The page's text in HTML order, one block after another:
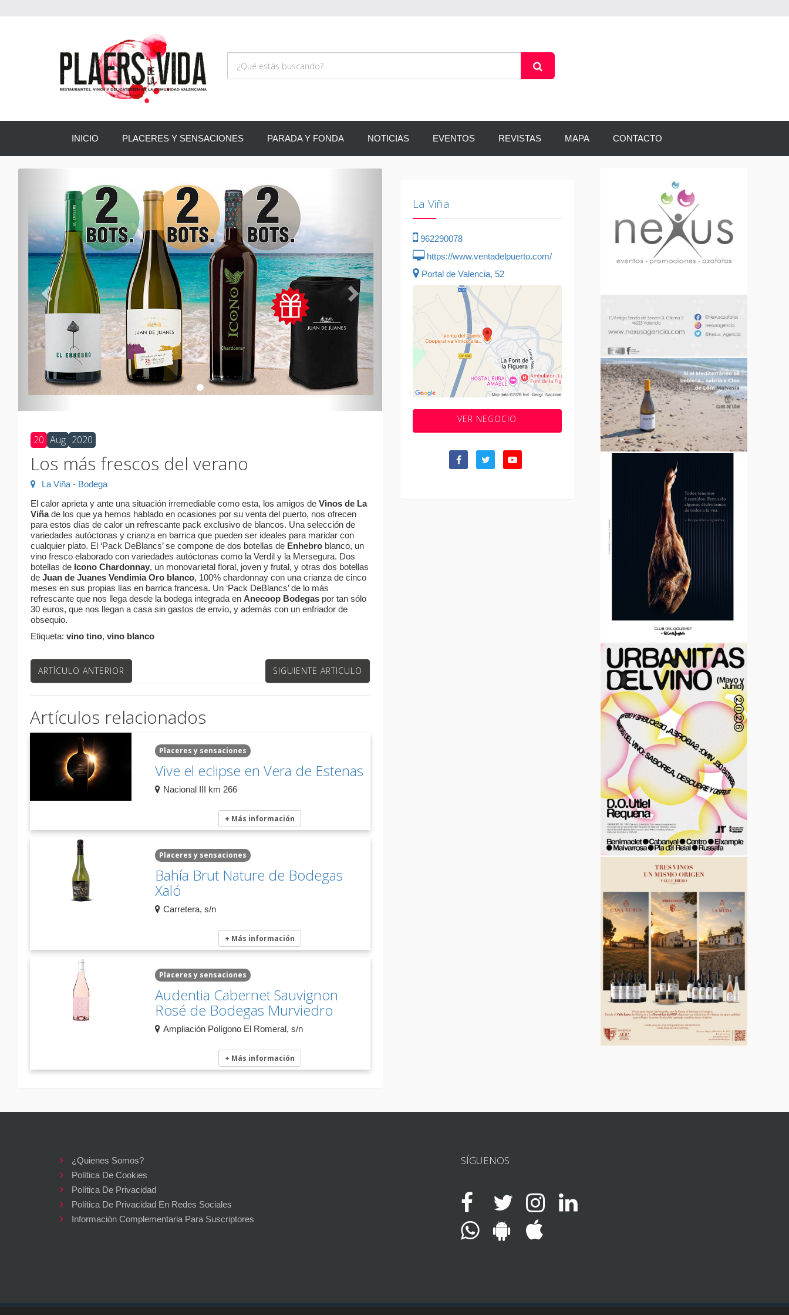
INICIO PLACERES Y SENSACIONES PARADA Y FONDA NOTICIAS EVENTOS REVISTAS MAPA CONTACTO
20 Aug 2020
Los más frescos del verano
La Viña - Bodega
El calor aprieta y ante una situación irremediable como esta, los amigos de Vinos de La
Viñade los que ya hemos hablado en ocasiones por su venta del puerto, nos ofrecen
para estos días de calor un refrescante pack exclusivo de blancos. Una selección de
variedades autóctonas y crianza en barrica que pueden ser ideales para maridar con
cualquier plato. El ‘Pack DeBlancs’ se compone de dos botellas de Enhebro blanco, un
vino fresco elaborado con variedades autóctonas como la Verdil y la Mersegura. Dos
botellas de Icono Chardonnay, un monovarietal floral, joven y frutal, y otras dos botellas
de Juan de Juanes Vendimia Oro blanco, 100% chardonnay con una crianza de cinco
meses en sus propias lías en barrica francesa. Un ‘Pack DeBlancs’ de lo más
refrescante que nos llega desde la bodega integrada en Anecoop Bodegas por tan sólo
30 euros, que nos llegan a casa sin gastos de envío, y además con un enfriador de
obsequio.
Etiqueta: vino tino, vino blanco
ARTÍCULO ANTERIOR SIGUIENTE ARTICULO
Artículos relacionados
Placeres y sensaciones
Vive el eclipse en Vera de Estenas
Nacional III km 266
+ Más información
Placeres y sensaciones
Bahía Brut Nature de Bodegas
Xaló
Carretera, s/n
+ Más información
Placeres y sensaciones
Audentia Cabernet Sauvignon
Rosé de Bodegas Murviedro
Ampliación Polígono El Romeral, s/n
+ Más información
La Viña
962290078
https://www.ventadelpuerto.com/
Portal de Valencia, 52
VER NEGOCIO
¿Quienes Somos?
Política De Cookies
Política De Privacidad
Política De Privacidad En Redes Sociales
Información Complementaria Para Suscriptores
SÍGUENOS